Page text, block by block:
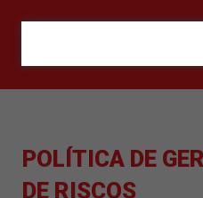
POLÍTICA DE
DE RISCOS